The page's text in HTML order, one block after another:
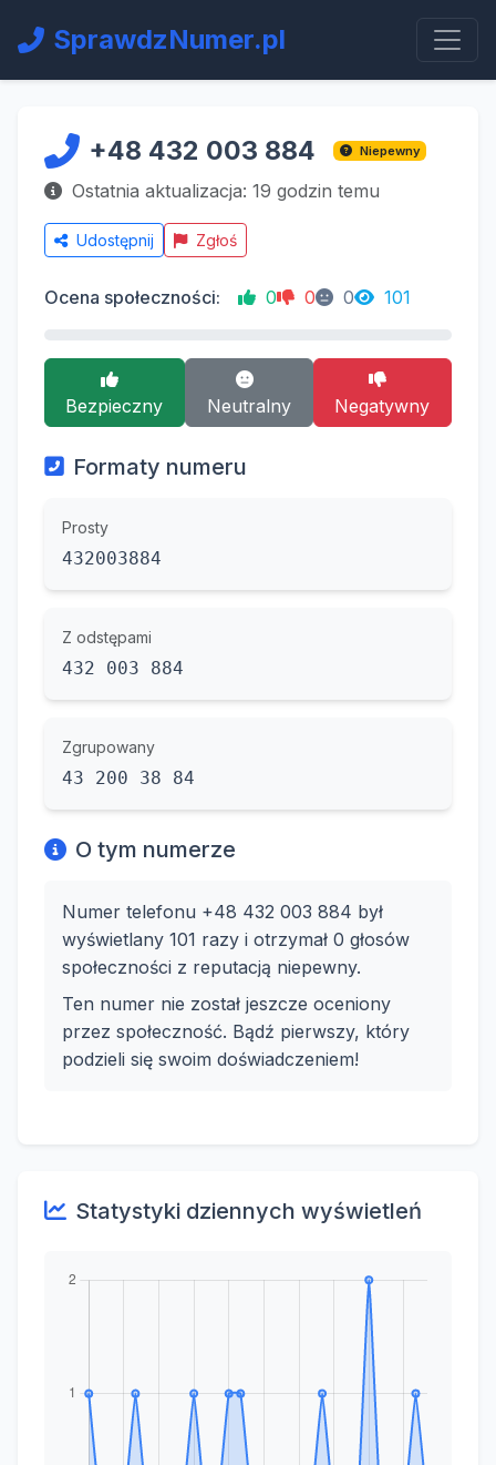
SprawdzNumer.pl
+48 432 003 884 Niepewny
Ostatnia aktualizacja: 19 godzin temu
Udostępnij Zgłoś
Ocena społeczności: 0 0 0 101
Bezpieczny Neutralny Negatywny
Formaty numeru
Prosty
432003884
Z odstępami
432 003 884
Zgrupowany
43 200 38 84
O tym numerze
Numer telefonu +48 432 003 884 był
wyświetlany 101 razy i otrzymał 0 głosów
społeczności z reputacją niepewny.
Ten numer nie został jeszcze oceniony
przez społeczność. Bądź pierwszy, który
podzieli się swoim doświadczeniem!
Statystyki dziennych wyświetleń